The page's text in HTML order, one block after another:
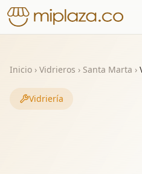
Inicio › Vidrieros › Santa Marta ›
Vidriería